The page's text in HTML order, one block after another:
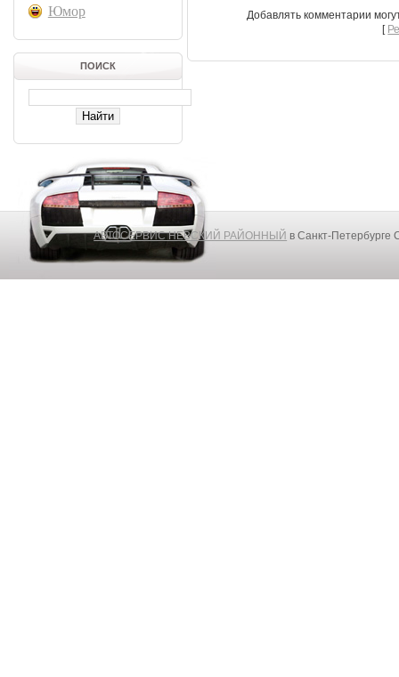
Юмор
ПОИСК
Добавлять комментарии
[
АВТОСЕРВИС НЕВСКИЙ РАЙОННЫЙ в Санкт-Петербурге